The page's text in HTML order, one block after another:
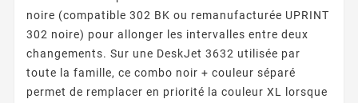
noire (compatible 302 BK ou remanufacturée UPRINT
302 noire) pour allonger les intervalles entre deux
changements. Sur une DeskJet 3632 utilisée par
toute la famille, ce combo noir + couleur séparé
permet de remplacer en priorité la couleur XL lorsque